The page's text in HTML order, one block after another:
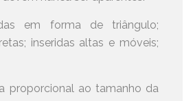
em forma de triângulo;
inseridas altas e móveis;
proporcional ao tamanho da